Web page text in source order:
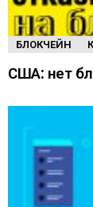
БЛОКЧЕЙН
США: нет